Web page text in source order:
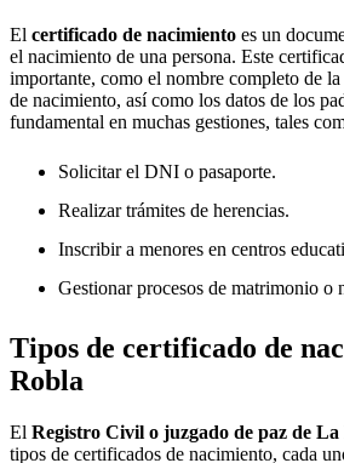
El certificado de nacimiento es un
el nacimiento de una persona. Este
importante, como el nombre completo de
de nacimiento, así como los datos de los
fundamental en muchas gestiones, tales
Solicitar el DNI o pasaporte.
Realizar trámites de herencias.
Inscribir a menores en centros
Gestionar procesos de matrimonio o
Tipos de certificado de
Robla
El Registro Civil o juzgado de paz de La
tipos de certificados de nacimiento, cada